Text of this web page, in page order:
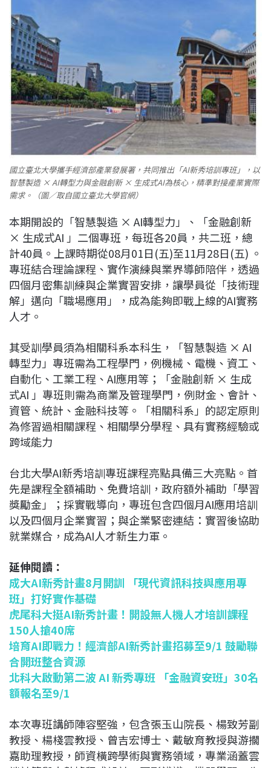
國立臺北大學攜手經濟部產業發展署，共同推出「AI新秀培訓專班」，以
智慧製造 × AI轉型力與金融創新 × 生成式AI為核心，精準對接產業實際
需求。（圖／取自國立臺北大學官網）
本期開設的「智慧製造 × AI轉型力」、「金融創新
× 生成式AI 」二個專班，每班各20員，共二班，總
計40員。上課時期從08月01日(五)至11月28日(五) 。
專班結合理論課程、實作演練與業界導師陪伴，透過
四個月密集訓練與企業實習安排，讓學員從「技術理
解」邁向「職場應用」，成為能夠即戰上線的AI實務
人才。
其受訓學員須為相關科系本科生，「智慧製造 × AI
轉型力」專班需為工程學門，例機械、電機、資工、
自動化、工業工程、AI應用等；「金融創新 × 生成
式AI 」專班則需為商業及管理學門，例財金、會計、
資管、統計、金融科技等。「相關科系」的認定原則
為修習過相關課程、相關學分學程、具有實務經驗或
跨域能力
台北大學AI新秀培訓專班課程亮點具備三大亮點。首
先是課程全額補助、免費培訓，政府額外補助「學習
獎勵金」；採實戰導向，專班包含四個月AI應用培訓
以及四個月企業實習；與企業緊密連結：實習後協助
就業媒合，成為AI人才新生力軍。
延伸閱讀：
成大AI新秀計畫8月開訓 「現代資訊科技與應用專
班」打好實作基礎
虎尾科大挺AI新秀計畫！開設無人機人才培訓課程
150人搶40席
培育AI即戰力！經濟部AI新秀計畫招募至9/1 鼓勵聯
合開班整合資源
北科大啟動第二波 AI 新秀專班 「金融資安班」30名
額報名至9/1
本次專班講師陣容堅強，包含張玉山院長、楊致芳副
教授、楊棧雲教授、曾吉宏博士、戴敏育教授與游擱
嘉助理教授，師資橫跨學術與實務領域，專業涵蓋雲